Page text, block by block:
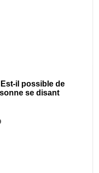
il possible de
se disant